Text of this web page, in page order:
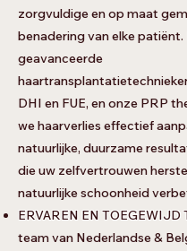
zorgvuldige en op maat
benadering van elke
geavanceerde
DHI en FUE, en onze PRP
we haarverlies effectief
natuurlijke, duurzame
die uw zelfvertrouwen
natuurlijke schoonheid
ERVAREN EN TOEGEWIJD
team van Nederlandse &